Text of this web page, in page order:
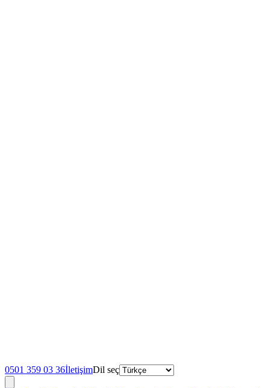
0501 359 03 36İletişimDil seç